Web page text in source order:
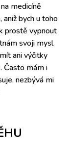
medicíně
aniž bych u toho
prostě vypnout
svoji mysl
ani výčitky
Často mám i
nezbývá mi